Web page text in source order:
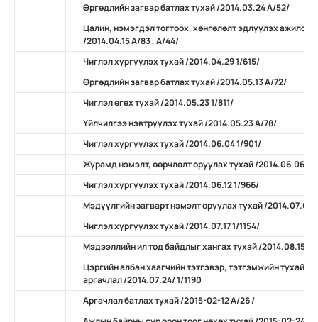
Өргөдлийн загвар батлах тухай /2014.03.24 А/52/
Цалин, нэмэгдэл тогтоох, хөнгөлөлт эдлүүлэх
/2014.04.15 А/83 , А/44/
Чиглэл хүргүүлэх тухай /2014.04.29 1/615/
Өргөдлийн загвар батлах тухай /2014.05.13 А/72/
Чиглэл өгөх тухай /2014.05.23 1/811/
Үйлчилгээ нэвтрүүлэх тухай /2014.05.23 А/78/
Чиглэл хүргүүлэх тухай /2014.06.04 1/901/
Журамд нэмэлт, өөрчлөлт оруулах тухай /2014.06.06
Чиглэл хүргүүлэх тухай /2014.06.12 1/966/
Мэдүүлгийн загварт нэмэлт оруулах тухай /2014.07.07
Чиглэл хүргүүлэх тухай /2014.07.17 1/1154/
Мэдээллийн ил тод байдлыг хангах тухай /2014.08.15
Цэргийн албан хаагчийн тэтгэвэр, тэтгэмжийн тухай
аргачлал /2014.07.24/ 1/1190
Аргачлал батлах тухай /2015-02-12 А/26 /